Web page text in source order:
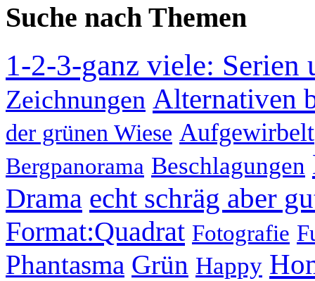
Suche nach Themen
1-2-3-ganz viele: Serien
Zeichnungen Alternativen
der grünen Wiese Aufgewirbelt
Bergpanorama Beschlagungen
Drama echt schräg aber
Format:Quadrat Fotografie
Phantasma Grün Happy